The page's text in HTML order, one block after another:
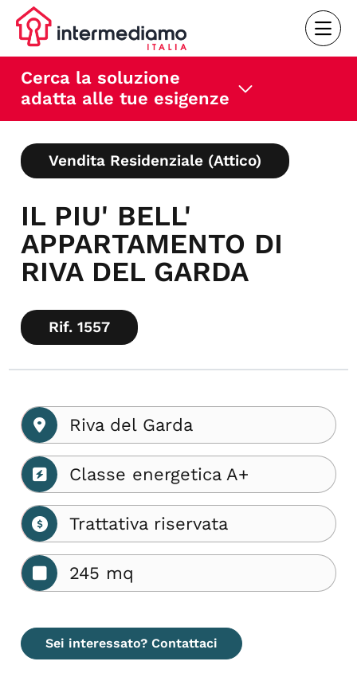
Cerca la soluzione
adatta alle tue esigenze
Vendita Residenziale (Attico)
IL PIU' BELL'
APPARTAMENTO DI
RIVA DEL GARDA
Rif. 1557
Riva del Garda
Classe energetica A+
Trattativa riservata
245 mq
Sei interessato? Contattaci